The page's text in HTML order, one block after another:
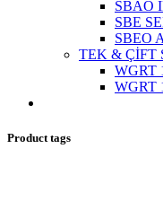
SBAO
SBE
SBEO
TEK & ÇİFT
WGRT
WGRT
Product tags